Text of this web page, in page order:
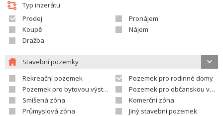
Typ inzerátu
Prodej
Pronájem
Koupě
Nájem
Dražba
Stavební pozemky
Rekreační pozemek
Pozemek pro rodinné domy
Pozemek pro bytovou výstavbu
Pozemek pro občanskou vybavenost
Smíšená zóna
Komerční zóna
Průmyslová zóna
Jiný stavební pozemek